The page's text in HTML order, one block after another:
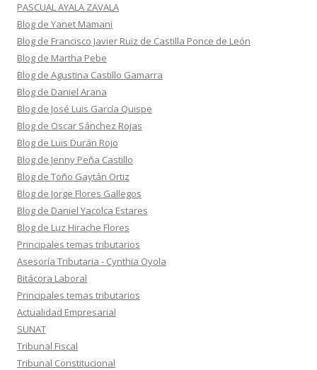
PASCUAL AYALA ZAVALA
Blog de Yanet Mamani
Blog de Francisco Javier Ruiz de Castilla Ponce de León
Blog de Martha Pebe
Blog de Agustina Castillo Gamarra
Blog de Daniel Arana
Blog de José Luis García Quispe
Blog de Oscar Sánchez Rojas
Blog de Luis Durán Rojo
Blog de Jenny Peña Castillo
Blog de Toño Gaytán Ortiz
Blog de Jorge Flores Gallegos
Blog de Daniel Yacolca Estares
Blog de Luz Hirache Flores
Principales temas tributarios
Asesoría Tributaria - Cynthia Oyola
Bitácora Laboral
Principales temas tributarios
Actualidad Empresarial
SUNAT
Tribunal Fiscal
Tribunal Constitucional